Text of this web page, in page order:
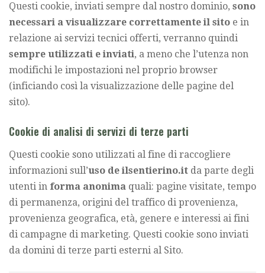
Questi cookie, inviati sempre dal nostro dominio, sono
necessari a visualizzare correttamente il sito e in
relazione ai servizi tecnici offerti, verranno quindi
sempre utilizzati e inviati, a meno che l’utenza non
modifichi le impostazioni nel proprio browser
(inficiando così la visualizzazione delle pagine del
sito).
Cookie di analisi di servizi di terze parti
Questi cookie sono utilizzati al fine di raccogliere
informazioni sull’uso de ilsentierino.it da parte degli
utenti in forma anonima quali: pagine visitate, tempo
di permanenza, origini del traffico di provenienza,
provenienza geografica, età, genere e interessi ai fini
di campagne di marketing. Questi cookie sono inviati
da domini di terze parti esterni al Sito.